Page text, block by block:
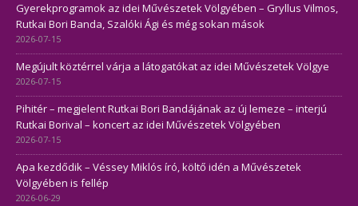
Gyerekprogramok az idei Művészetek Völgyében – Gryllus Vilmos,
Rutkai Bori Banda, Szalóki Ági és még sokan mások
2026-07-15
Megújult köztérrel várja a látogatókat az idei Művészetek Völgye
2026-07-15
Pihitér – megjelent Rutkai Bori Bandájának az új lemeze – interjú
Rutkai Borival – koncert az idei Művészetek Völgyében
2026-07-15
Apa kezdődik – Véssey Miklós író, költő idén a Művészetek
Völgyében is fellép
2026-06-29